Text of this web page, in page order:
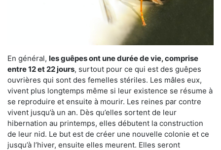
En général, les guêpes ont une durée de vie, comprise
entre 12 et 22 jours, surtout pour ce qui est des guêpes
ouvrières qui sont des femelles stériles. Les mâles eux,
vivent plus longtemps même si leur existence se résume à
se reproduire et ensuite à mourir. Les reines par contre
vivent jusqu’à un an. Dès qu’elles sortent de leur
hibernation au printemps, elles débutent la construction
de leur nid. Le but est de créer une nouvelle colonie et ce
jusqu’à l’hiver, ensuite elles meurent. Elles seront